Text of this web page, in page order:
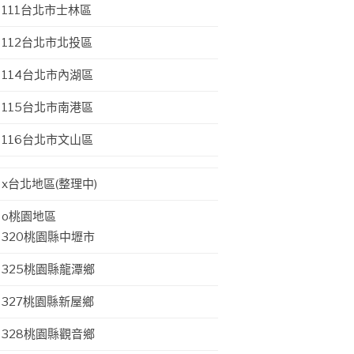
111台北市士林區
112台北市北投區
114台北市內湖區
115台北市南港區
116台北市文山區
x台北地區(整理中)
o桃園地區
320桃園縣中壢市
325桃園縣龍潭鄉
327桃園縣新屋鄉
328桃園縣觀音鄉